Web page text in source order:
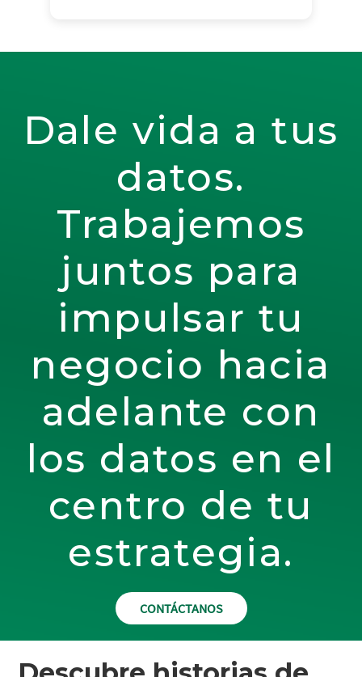
Dale vida a tus
datos.
Trabajemos
juntos para
impulsar tu
negocio hacia
adelante con
los datos en el
centro de tu
estrategia.
CONTÁCTANOS